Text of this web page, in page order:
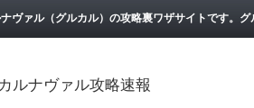
ヴァル（グルカル）の攻略裏ワザサイトです。グ
ルナヴァル攻略速報